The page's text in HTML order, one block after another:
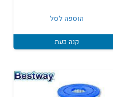
הוספה לסל
קנה כעת